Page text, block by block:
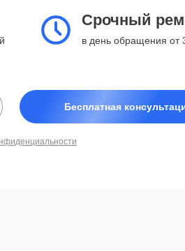
Срочный
в день обращения от
Бесплатная